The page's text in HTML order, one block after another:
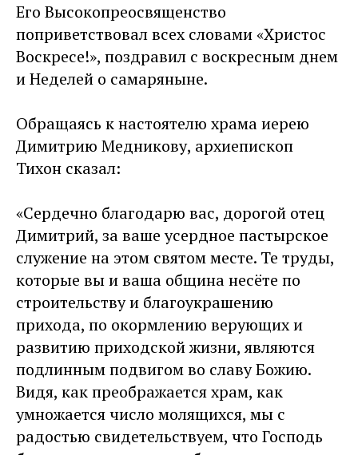
Его Высокопреосвященство
поприветствовал всех словами «Христос
Воскресе!», поздравил с воскресным днем
и Неделей о самаряныне.
Обращаясь к настоятелю храма иерею
Димитрию Медникову, архиепископ
Тихон сказал:
«Сердечно благодарю вас, дорогой отец
Димитрий, за ваше усердное пастырское
служение на этом святом месте. Те труды,
которые вы и ваша община несёте по
строительству и благоукрашению
прихода, по окормлению верующих и
развитию приходской жизни, являются
подлинным подвигом во славу Божию.
Видя, как преображается храм, как
умножается число молящихся, мы с
радостью свидетельствуем, что Господь